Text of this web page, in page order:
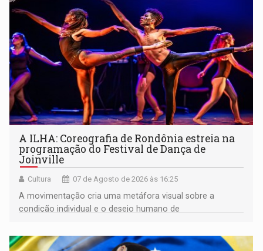
A ILHA: Coreografia de Rondônia estreia na
programação do Festival de Dança de
Joinville
Cultura 07 de Agosto de 2026 às 16:25
A movimentação cria uma metáfora visual sobre a
condição individual e o desejo humano de